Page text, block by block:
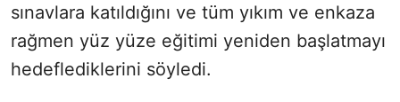
sınavlara katıldığını ve tüm yıkım ve enkaza
rağmen yüz yüze eğitimi yeniden başlatmayı
hedeflediklerini söyledi.